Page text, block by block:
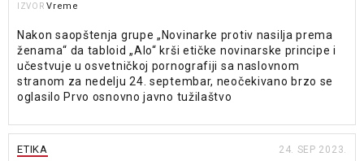
IZVOR Vreme
Nakon saopštenja grupe „Novinarke protiv nasilja prema
ženama“ da tabloid „Alo“ krši etičke novinarske principe i
učestvuje u osvetničkoj pornografiji sa naslovnom
stranom za nedelju 24. septembar, neočekivano brzo se
oglasilo Prvo osnovno javno tužilaštvo
ETIKA 24. SEP 2023.